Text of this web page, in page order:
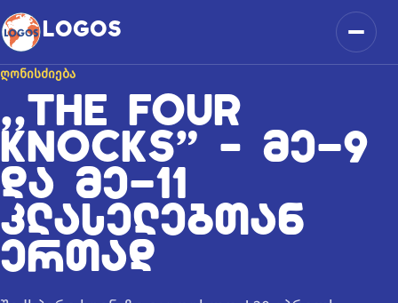
კონტენტზე გადასვლა
LOGOS
ᲦᲝᲜᲘᲡᲫᲘᲔᲑᲐ
,,THE FOUR
KNOCKS” – ᲛᲔ-9
ᲓᲐ ᲛᲔ-11
ᲙᲚᲐᲡᲔᲚᲔᲑᲗᲐᲜ
ᲔᲠᲗᲐᲓ